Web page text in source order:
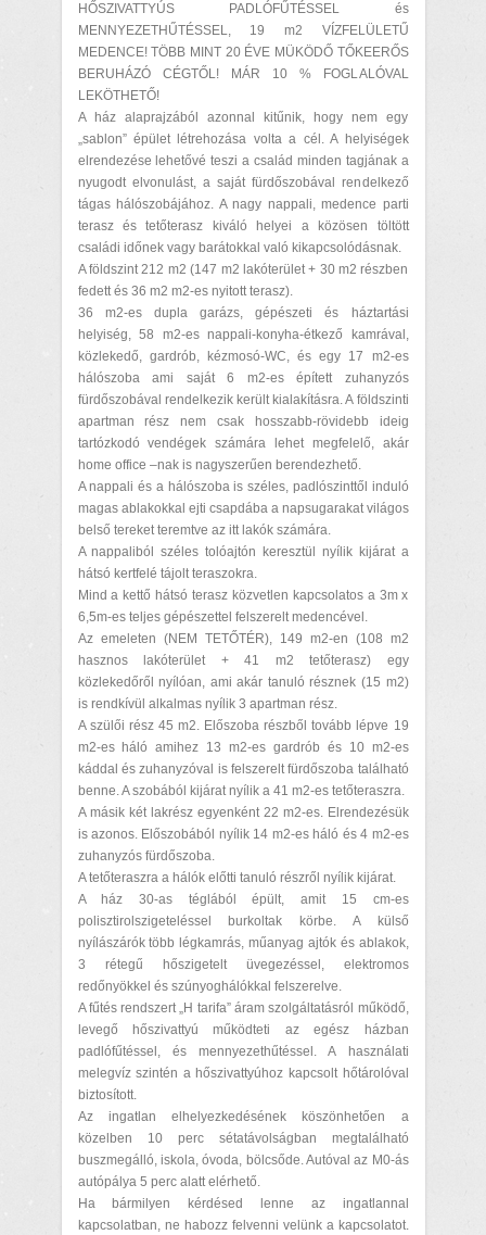
HŐSZIVATTYÚS PADLÓFŰTÉSSEL és
MENNYEZETHŰTÉSSEL, 19 m2 VÍZFELÜLETŰ
MEDENCE! TÖBB MINT 20 ÉVE MÜKÖDŐ TŐKEERŐS
BERUHÁZÓ CÉGTŐL! MÁR 10 % FOGLALÓVAL
LEKÖTHETŐ!
A ház alaprajzából azonnal kitűnik, hogy nem egy
„sablon” épület létrehozása volta a cél. A helyiségek
elrendezése lehetővé teszi a család minden tagjának a
nyugodt elvonulást, a saját fürdőszobával rendelkező
tágas hálószobájához. A nagy nappali, medence parti
terasz és tetőterasz kiváló helyei a közösen töltött
családi időnek vagy barátokkal való kikapcsolódásnak.
A földszint 212 m2 (147 m2 lakóterület + 30 m2 részben
fedett és 36 m2 m2-es nyitott terasz).
36 m2-es dupla garázs, gépészeti és háztartási
helyiség, 58 m2-es nappali-konyha-étkező kamrával,
közlekedő, gardrób, kézmosó-WC, és egy 17 m2-es
hálószoba ami saját 6 m2-es épített zuhanyzós
fürdőszobával rendelkezik került kialakításra. A földszinti
apartman rész nem csak hosszabb-rövidebb ideig
tartózkodó vendégek számára lehet megfelelő, akár
home office –nak is nagyszerűen berendezhető.
A nappali és a hálószoba is széles, padlószinttől induló
magas ablakokkal ejti csapdába a napsugarakat világos
belső tereket teremtve az itt lakók számára.
A nappaliból széles tolóajtón keresztül nyílik kijárat a
hátsó kertfelé tájolt teraszokra.
Mind a kettő hátsó terasz közvetlen kapcsolatos a 3m x
6,5m-es teljes gépészettel felszerelt medencével.
Az emeleten (NEM TETŐTÉR), 149 m2-en (108 m2
hasznos lakóterület + 41 m2 tetőterasz) egy
közlekedőről nyílóan, ami akár tanuló résznek (15 m2)
is rendkívül alkalmas nyílik 3 apartman rész.
A szülői rész 45 m2. Előszoba részből tovább lépve 19
m2-es háló amihez 13 m2-es gardrób és 10 m2-es
káddal és zuhanyzóval is felszerelt fürdőszoba található
benne. A szobából kijárat nyílik a 41 m2-es tetőteraszra.
A másik két lakrész egyenként 22 m2-es. Elrendezésük
is azonos. Előszobából nyílik 14 m2-es háló és 4 m2-es
zuhanyzós fürdőszoba.
A tetőteraszra a hálók előtti tanuló részről nyílik kijárat.
A ház 30-as téglából épült, amit 15 cm-es
polisztirolszigeteléssel burkoltak körbe. A külső
nyílászárók több légkamrás, műanyag ajtók és ablakok,
3 rétegű hőszigetelt üvegezéssel, elektromos
redőnyökkel és szúnyoghálókkal felszerelve.
A fűtés rendszert „H tarifa” áram szolgáltatásról működő,
levegő hőszivattyú működteti az egész házban
padlófűtéssel, és mennyezethűtéssel. A használati
melegvíz szintén a hőszivattyúhoz kapcsolt hőtárolóval
biztosított.
Az ingatlan elhelyezkedésének köszönhetően a
közelben 10 perc sétatávolságban megtalálható
buszmegálló, iskola, óvoda, bölcsőde. Autóval az M0-ás
autópálya 5 perc alatt elérhető.
Ha bármilyen kérdésed lenne az ingatlannal
kapcsolatban, ne habozz felvenni velünk a kapcsolatot.